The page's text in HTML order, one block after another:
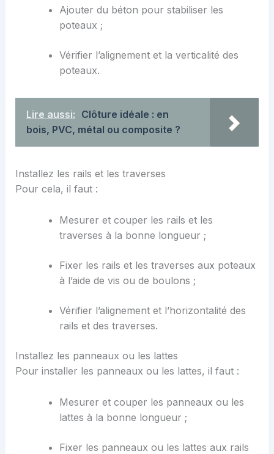
Ajouter du béton pour stabiliser les
poteaux ;
Vérifier l’alignement et la verticalité des
poteaux.
Lire aussi: Clôture idéale : en
bois, PVC, métal ou composite ?
Installez les rails et les traverses
Pour cela, il faut :
Mesurer et couper les rails et les
traverses à la bonne longueur ;
Fixer les rails et les traverses aux poteaux
à l’aide de vis ou de boulons ;
Vérifier l’alignement et l’horizontalité des
rails et des traverses.
Installez les panneaux ou les lattes
Pour installer les panneaux ou les lattes, il faut :
Mesurer et couper les panneaux ou les
lattes à la bonne longueur ;
Fixer les panneaux ou les lattes aux rails